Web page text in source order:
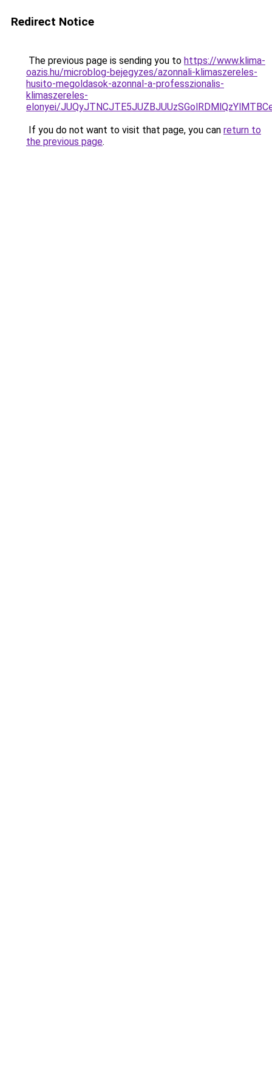
Redirect Notice
The previous page is sending you to https://www.klima-
oazis.hu/microblog-bejegyzes/azonnali-klimaszereles-
husito-megoldasok-azonnal-a-professzionalis-
klimaszereles-
elonyei/
If you do not want to visit that page, you can return to
the previous page.